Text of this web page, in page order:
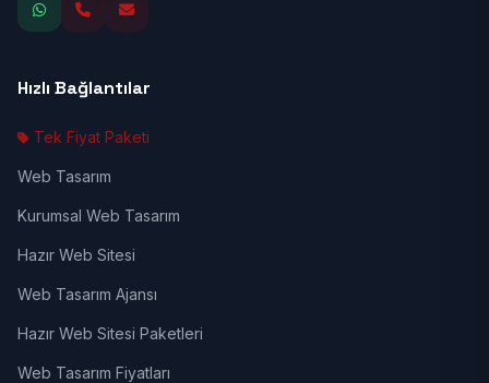
Hızlı Bağlantılar
Tek Fiyat Paketi
Web Tasarım
Kurumsal Web Tasarım
Hazır Web Sitesi
Web Tasarım Ajansı
Hazır Web Sitesi Paketleri
Web Tasarım Fiyatları